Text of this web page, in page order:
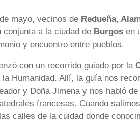
mayo, vecinos de Redueña,
conjunta a la ciudad de Burgosen
y encuentro entre pueblos.
con un recorrido guiado por la
la Humanidad. Allí, la guía nos
y Doña Jimena y nos habló
francesas. Cuando
calles de la cuidad donde